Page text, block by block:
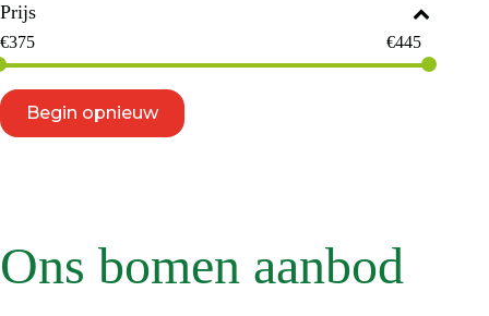
Ons bomen aanbod
Prijs
€375 €445
Begin opnieuw